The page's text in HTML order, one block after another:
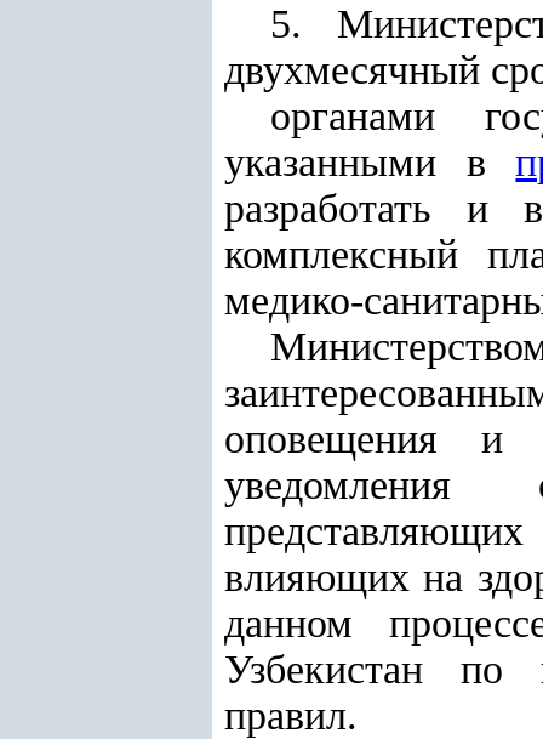
5.
двухмесячный
органами
указанными в
разработать и
комплексный
медико-
оповещения
уведомления
представляющих
влияющих на
данном
Узбекистан по
правил.